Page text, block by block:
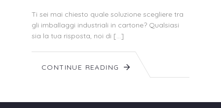
Ti sei mai chiesto quale soluzione scegliere tra
gli imballaggi industriali in cartone? Qualsiasi
sia la tua risposta, noi di […]
CONTINUE READING